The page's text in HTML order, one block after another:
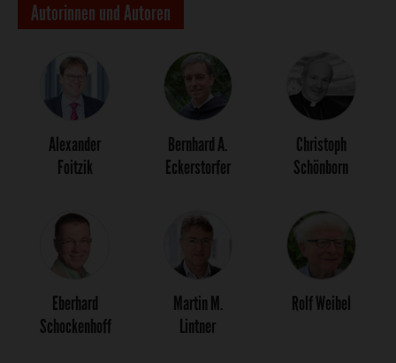
Autorinnen und Autoren
Alexander
Foitzik
Bernhard A.
Eckerstorfer
Christoph
Schönborn
Eberhard
Schockenhoff
Martin M.
Lintner
Rolf Weibel